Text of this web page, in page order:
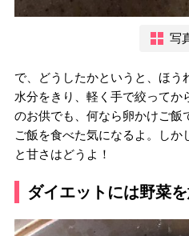
写
で、どうしたかというと、ほう
水分をきり、軽く手で絞ってか
のお供でも、何なら卵かけご飯
ご飯を食べた気になるよ。しか
と甘さはどうよ！
ダイエットには野菜